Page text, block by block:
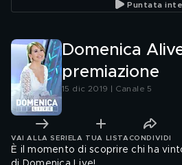
Puntata
Domenica
premiazione
15 dic 2019 | Canale 5
VAI ALLA SERIE LA TUA LISTA CONDIVIDI
È il momento di scoprire chi ha